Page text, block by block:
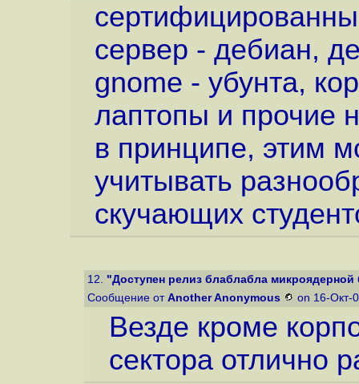
сервер - дебиан,
gnome - убунта,
лаптопы и прочие
в принципе, этим
учитывать
скучающих
12. "Доступен релиз блаблабла
Сообщение от Another Anonymous on 16-Окт-
Везде кроме
сектора отлично